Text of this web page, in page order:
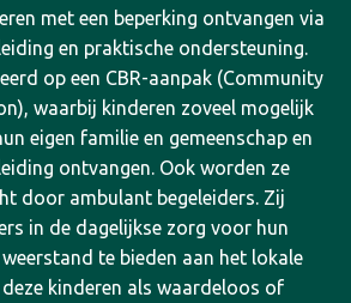
met een beperking ontvangen via
en praktische ondersteuning.
op een CBR-aanpak (Community
waarbij kinderen zoveel mogelijk
eigen familie en gemeenschap en
ontvangen. Ook worden ze
door ambulant begeleiders. Zij
in de dagelijkse zorg voor hun
te bieden aan het lokale
kinderen als waardeloos of